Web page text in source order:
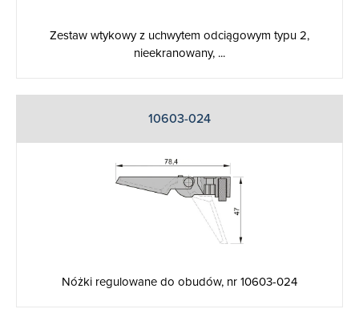
Zestaw wtykowy z uchwytem odciągowym typu 2,
nieekranowany, ...
10603-024
Nóżki regulowane do obudów, nr 10603-024